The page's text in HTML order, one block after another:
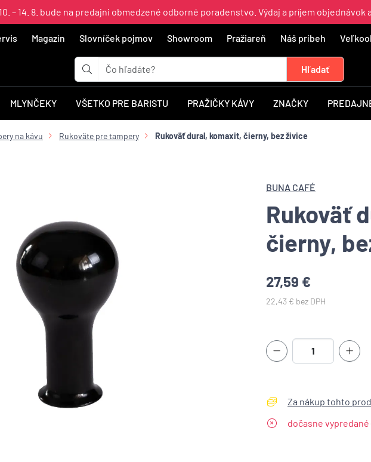
– 14. 8. bude na predajni obmedzené odborné poradenstvo. Výdaj a príjem
Magazín Slovníček pojmov Showroom Pražiareň Náš príbeh
MLYNČEKY VŠETKO PRE BARISTU PRAŽIČKY KÁVY ZNAČKY
na kávu Rukoväte pre tampery Rukoväť dural, komaxit, čierny, bez živice
BUNA CAFÉ
Rukoväť
čierny,
27,59 €
22,43 € bez DPH
Za nákup tohto
dočasne vypredané